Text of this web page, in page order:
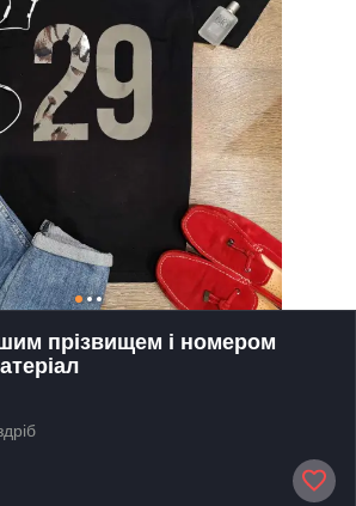
прізвищем і номером